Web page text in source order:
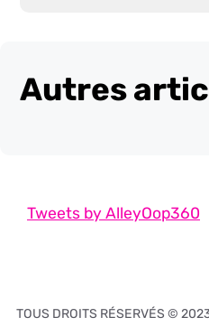
Autres
Tweets by AlleyOop360
TOUS DROITS RÉSERVÉS ©